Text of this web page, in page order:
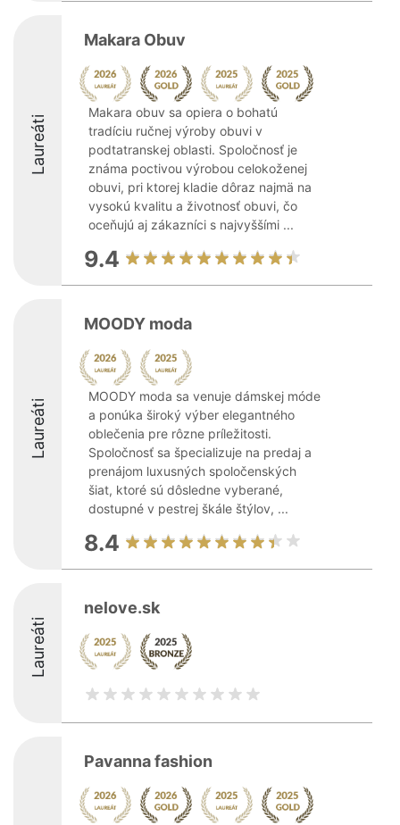
Laureáti
Makara Obuv
Makara obuv sa opiera o bohatú
tradíciu ručnej výroby obuvi v
podtatranskej oblasti. Spoločnosť je
známa poctivou výrobou celokoženej
obuvi, pri ktorej kladie dôraz najmä na
vysokú kvalitu a životnosť obuvi, čo
oceňujú aj zákazníci s najvyššími ...
9.4
Laureáti
MOODY moda
MOODY moda sa venuje dámskej móde
a ponúka široký výber elegantného
oblečenia pre rôzne príležitosti.
Spoločnosť sa špecializuje na predaj a
prenájom luxusných spoločenských
šiat, ktoré sú dôsledne vyberané,
dostupné v pestrej škále štýlov, ...
8.4
Laureáti
nelove.sk
Pavanna fashion